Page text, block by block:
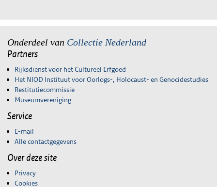
Onderdeel van Collectie Nederland
Partners
Rijksdienst voor het Cultureel Erfgoed
Het NIOD Instituut voor Oorlogs-, Holocaust- en Genocidestudies
Restitutiecommissie
Museumvereniging
Service
E-mail
Alle contactgegevens
Over deze site
Privacy
Cookies